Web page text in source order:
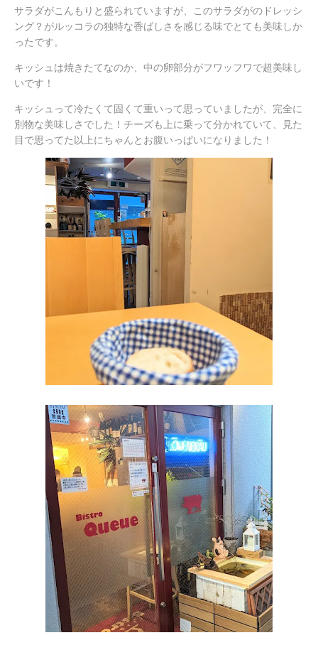
サラダがこんもりと盛られていますが、このサラダがのドレッシ
ング？がルッコラの独特な香ばしさを感じる味でとても美味しか
ったです。
キッシュは焼きたてなのか、中の卵部分がフワッフワで超美味し
いです！
キッシュって冷たくて固くて重いって思っていましたが、完全に
別物な美味しさでした！チーズも上に乗って分かれていて、見た
目で思ってた以上にちゃんとお腹いっぱいになりました！